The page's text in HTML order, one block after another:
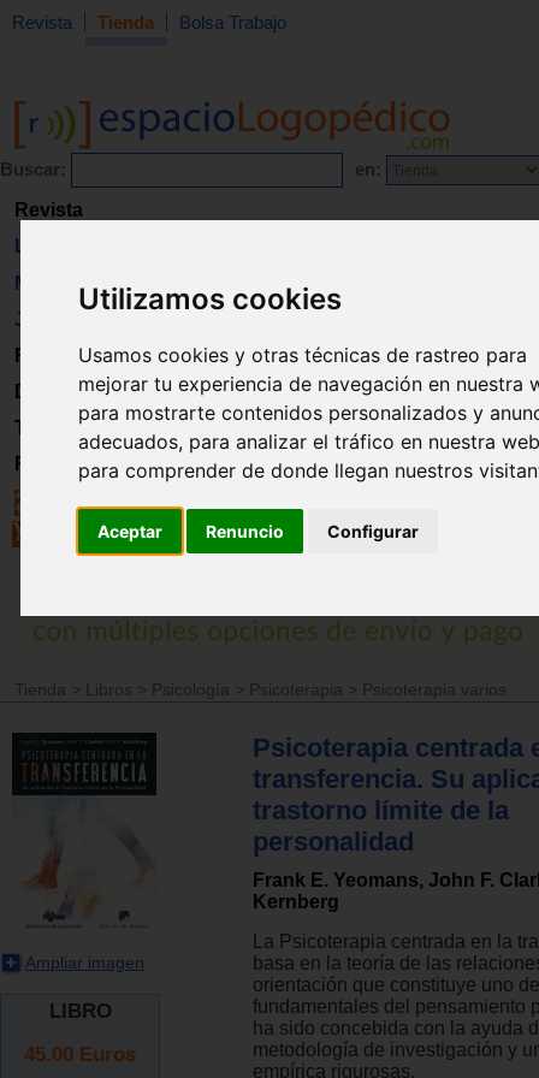
Utilizamos cookies
Usamos cookies y otras técnicas de rastreo para
mejorar tu experiencia de navegación en nuestra
para mostrarte contenidos personalizados y
adecuados, para analizar el tráfico en nuestra
para comprender de donde llegan nuestros
Aceptar Renuncio Configurar
Revista Tienda Bolsa Trabajo
Buscar: en:
Revista
Libros
Material
Juguetes
Formación
Directorio
Trabajo
Registro
Tienda > Libros > Psicología > Psicoterapia > Psicoterapia varios
Ampliar imagen
LIBRO
45.00 Euros
Psicoterapia centrada
transferencia. Su
trastorno límite de la
personalidad
Frank E. Yeomans, John F.
Kernberg
La Psicoterapia centrada en la
basa en la teoría de las
orientación que constituye uno
fundamentales del pensamiento
ha sido concebida con la ayuda
metodología de investigación y
empírica rigurosas.